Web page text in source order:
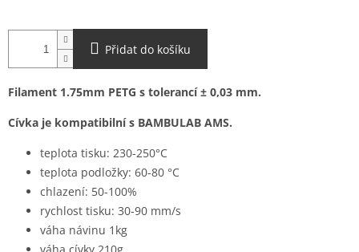
Přidat do košíku
Filament 1.75mm PETG s tolerancí ± 0,03 mm.
Cívka je kompatibilní s BAMBULAB AMS.
teplota tisku: 230-250°C
teplota podložky: 60-80 °C
chlazení: 50-100%
rychlost tisku: 30-90 mm/s
váha návinu 1kg